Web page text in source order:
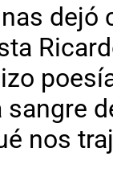
sangre
nos